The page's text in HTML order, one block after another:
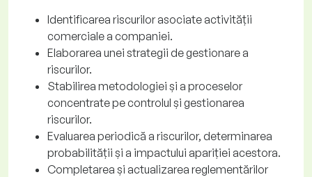
Identificarea riscurilor asociate activității
comerciale a companiei.
Elaborarea unei strategii de gestionare a
riscurilor.
Stabilirea metodologiei și a proceselor
concentrate pe controlul și gestionarea
riscurilor.
Evaluarea periodică a riscurilor, determinarea
probabilității și a impactului apariției acestora.
Completarea și actualizarea reglementărilor